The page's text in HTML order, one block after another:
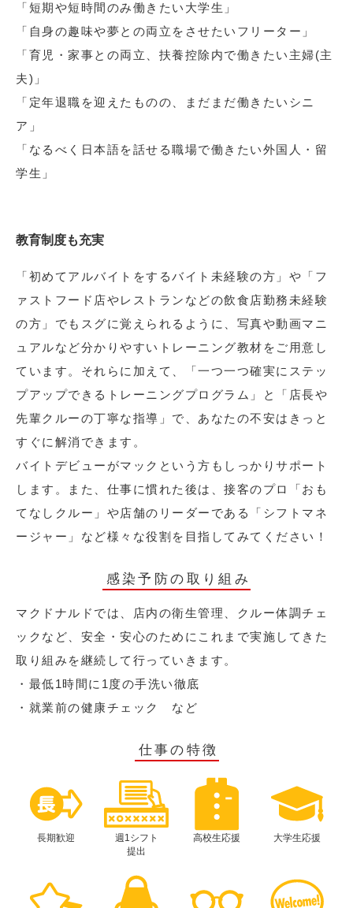
「短期や短時間のみ働きたい大学生」
「自身の趣味や夢との両立をさせたいフリーター」
「育児・家事との両立、扶養控除内で働きたい主婦(主
夫)」
「定年退職を迎えたものの、まだまだ働きたいシニ
ア」
「なるべく日本語を話せる職場で働きたい外国人・留
学生」
教育制度も充実
「初めてアルバイトをするバイト未経験の方」や「フ
ァストフード店やレストランなどの飲食店勤務未経験
の方」でもスグに覚えられるように、写真や動画マニ
ュアルなど分かりやすいトレーニング教材をご用意し
ています。それらに加えて、「一つ一つ確実にステッ
プアップできるトレーニングプログラム」と「店長や
先輩クルーの丁寧な指導」で、あなたの不安はきっと
すぐに解消できます。
バイトデビューがマックという方もしっかりサポート
します。また、仕事に慣れた後は、接客のプロ「おも
てなしクルー」や店舗のリーダーである「シフトマネ
ージャー」など様々な役割を目指してみてください！
感染予防の取り組み
マクドナルドでは、店内の衛生管理、クルー体調チェ
ックなど、安全・安心のためにこれまで実施してきた
取り組みを継続して行っていきます。
・最低1時間に1度の手洗い徹底
・就業前の健康チェック など
仕事の特徴
長期歓迎
週1シフト
提出
高校生応援 大学生応援